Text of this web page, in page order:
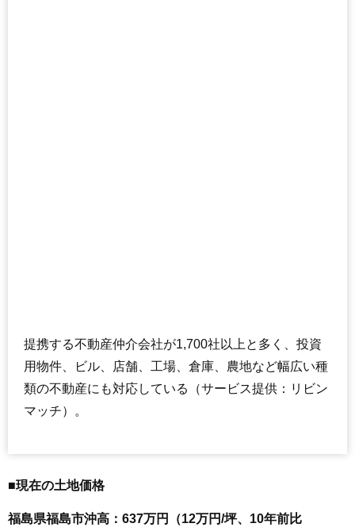
提携する不動産仲介会社が1,700社以上と多く、投資
用物件、ビル、店舗、工場、倉庫、農地など幅広い種
類の不動産にも対応している（サービス提供：リビン
マッチ）。
■現在の土地価格
福島県福島市沖高：637万円（12万円/坪、10年前比